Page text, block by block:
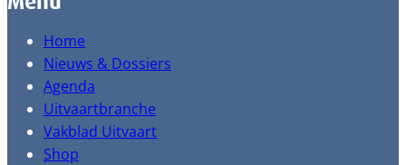
Home
Nieuws & Dossiers
Agenda
Uitvaartbranche
Vakblad Uitvaart
Shop